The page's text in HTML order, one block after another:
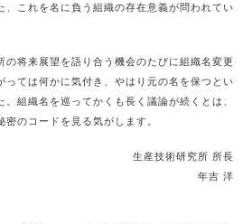
これを名に負う組織の存在意義が問われてい
将来展望を語り合う機会のたびに組織名変更
っては何かに気付き、やはり元の名を保つとい
組織名を巡ってかくも長く議論が続くとは、
のコードを見る気がします。
生産技術研究所 所長
年吉 洋